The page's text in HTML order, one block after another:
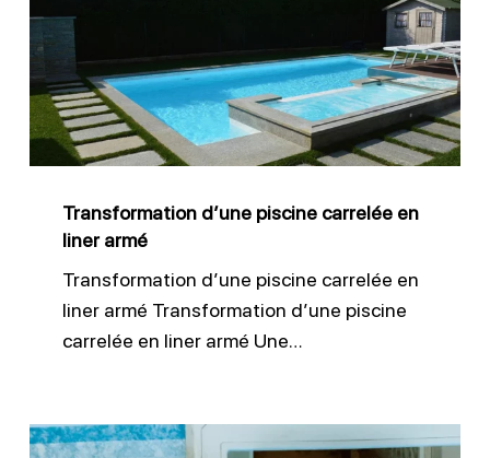
piscine
carrelée
en
liner
armé
Transformation d’une piscine carrelée en
liner armé
Transformation d’une piscine carrelée en
liner armé Transformation d’une piscine
carrelée en liner armé Une…
Réparation